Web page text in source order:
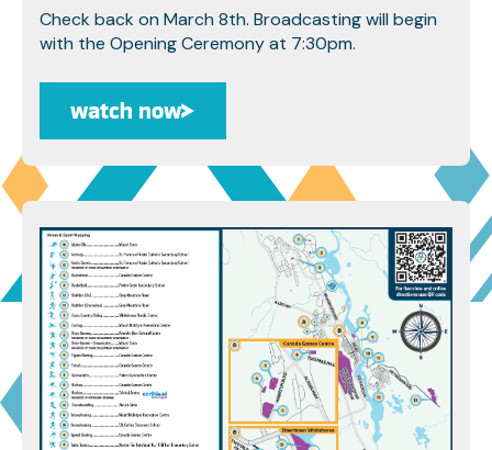
Check back on March 8th. Broadcasting will begin
with the Opening Ceremony at 7:30pm.
watch now
watch now